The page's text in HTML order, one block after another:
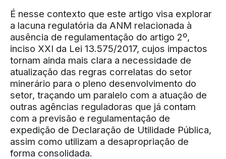
É nesse contexto que este artigo visa explorar
a lacuna regulatória da ANM relacionada à
ausência de regulamentação do artigo 2º,
inciso XXI da Lei 13.575/2017, cujos impactos
tornam ainda mais clara a necessidade de
atualização das regras correlatas do setor
minerário para o pleno desenvolvimento do
setor, traçando um paralelo com a atuação de
outras agências reguladoras que já contam
com a previsão e regulamentação de
expedição de Declaração de Utilidade Pública,
assim como utilizam a desapropriação de
forma consolidada.